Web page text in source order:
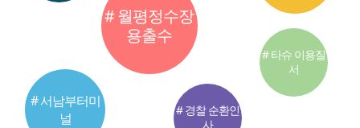
# 월평정수장
용출수
# 서남부터미
널
# 경찰 순환인
사
# 타슈 이용질
서